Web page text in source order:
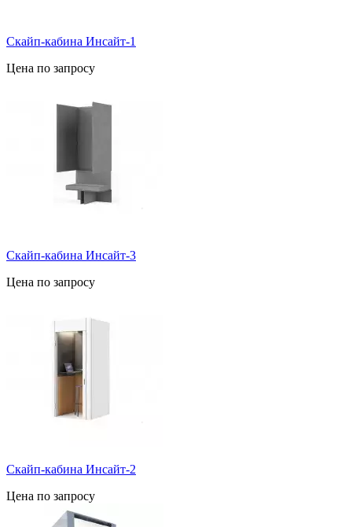
Скайп-кабина Инсайт-1
Цена по запросу
Скайп-кабина Инсайт-3
Цена по запросу
Скайп-кабина Инсайт-2
Цена по запросу